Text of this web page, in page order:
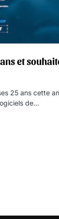
et
25 ans cette
de…